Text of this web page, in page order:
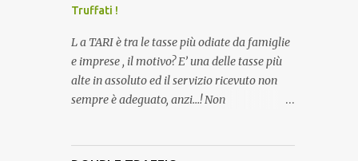
Truffati !
L a TARI è tra le tasse più odiate da famiglie
e imprese , il motivo? E’ una delle tasse più
alte in assoluto ed il servizio ricevuto non
sempre è adeguato, anzi…! Non
cittadini direttamente a casa, abbiamo